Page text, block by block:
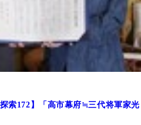
索172】「高市幕府≒三代将軍家光